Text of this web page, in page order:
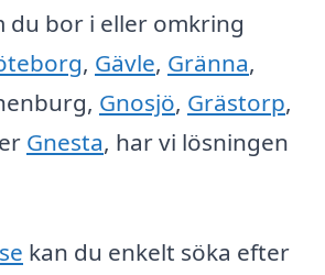
du bor i eller omkring
, Gävle, Gränna,
Gnosjö, Grästorp,
Gnesta, har vi lösningen
kan du enkelt söka efter